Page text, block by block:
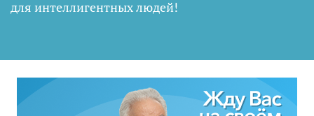
для интеллигентных людей!